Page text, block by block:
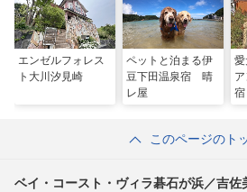
エンゼルフォレス
ト大川汐見崎
ペットと泊まる伊
豆下田温泉宿 晴
レ屋
愛
このページのト
ベイ・コースト・ヴィラ碁石が浜／吉佐